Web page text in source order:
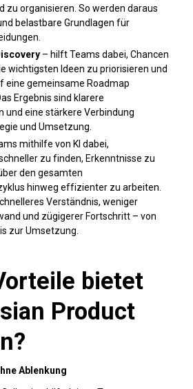
zu organisieren. So werden daraus
belastbare Grundlagen für
– hilft Teams dabei, Chancen
wichtigsten Ideen zu priorisieren und
eine gemeinsame Roadmap
Ergebnis sind klarere
und eine stärkere Verbindung
und Umsetzung.
mithilfe von KI dabei,
zu finden, Erkenntnisse zu
den gesamten
hinweg effizienter zu arbeiten.
Verständnis, weniger
und zügigerer Fortschritt – von
zur Umsetzung.
bietet
Product
Ablenkung